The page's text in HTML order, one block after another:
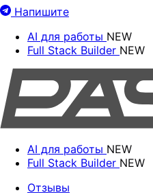
Напишите
AI для работы NEW
Full Stack Builder NEW
AI для работы NEW
Full Stack Builder NEW
Отзывы